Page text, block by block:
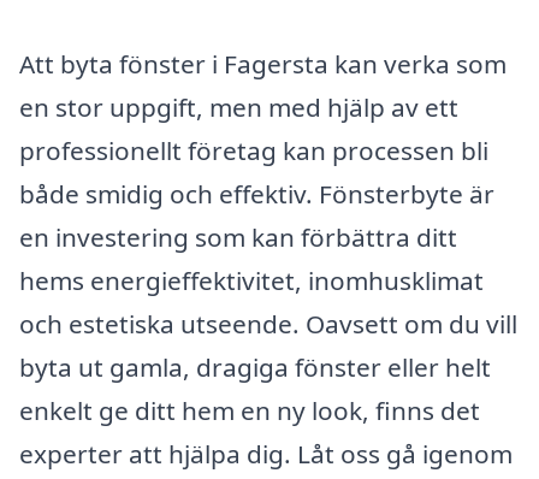
Att byta fönster i Fagersta kan verka som
en stor uppgift, men med hjälp av ett
professionellt företag kan processen bli
både smidig och effektiv. Fönsterbyte är
en investering som kan förbättra ditt
hems energieffektivitet, inomhusklimat
och estetiska utseende. Oavsett om du vill
byta ut gamla, dragiga fönster eller helt
enkelt ge ditt hem en ny look, finns det
experter att hjälpa dig. Låt oss gå igenom